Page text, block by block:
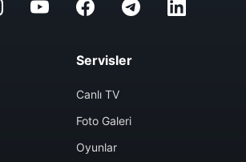
Servisler
Canlı TV
Foto Galeri
Oyunlar